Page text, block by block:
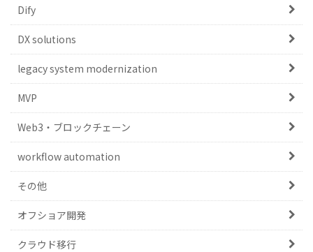
Dify
DX solutions
legacy system modernization
MVP
Web3・ブロックチェーン
workflow automation
その他
オフショア開発
クラウド移行